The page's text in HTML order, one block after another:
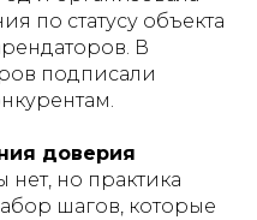
по статусу объекта
В
подписали
доверия
но практика
шагов, которые